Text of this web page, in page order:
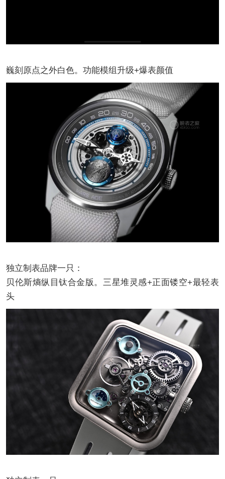
巍刻原点之外白色。功能模组升级+爆表颜值
独立制表品牌一只：
贝伦斯熵纵目钛合金版。三星堆灵感+正面镂空+最轻表
头